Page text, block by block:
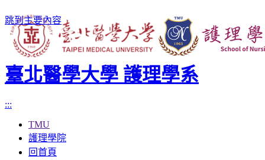
跳到主要內容
臺北醫學大學 護理學系
:::
TMU
護理學院
回首頁